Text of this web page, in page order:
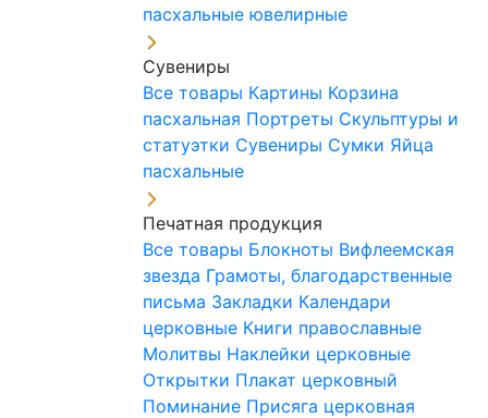
пасхальные ювелирные
Сувениры
Все товары Картины Корзина
пасхальная Портреты Скульптуры и
статуэтки Сувениры Сумки Яйца
пасхальные
Печатная продукция
Все товары Блокноты Вифлеемская
звезда Грамоты, благодарственные
письма Закладки Календари
церковные Книги православные
Молитвы Наклейки церковные
Открытки Плакат церковный
Поминание Присяга церковная